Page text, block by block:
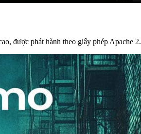
được phát hành theo giấy phép Apache